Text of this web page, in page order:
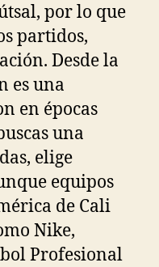
por lo que
partidos,
Desde la
es una
en épocas
una
elige
equipos
de Cali
Nike,
Profesional